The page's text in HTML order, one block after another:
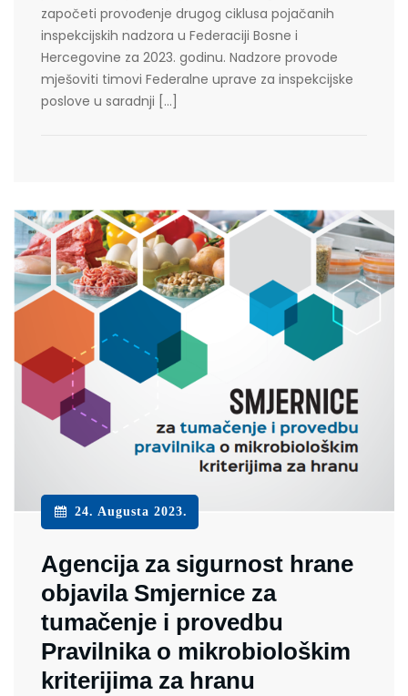
započeti provođenje drugog ciklusa pojačanih
inspekcijskih nadzora u Federaciji Bosne i
Hercegovine za 2023. godinu. Nadzore provode
mješoviti timovi Federalne uprave za inspekcijske
poslove u saradnji […]
24. Augusta 2023.
Agencija za sigurnost hrane
objavila Smjernice za
tumačenje i provedbu
Pravilnika o mikrobiološkim
kriterijima za hranu